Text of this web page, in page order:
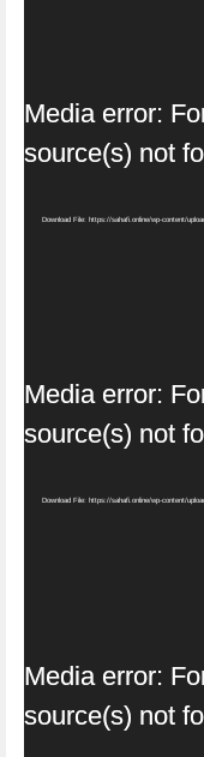
Media error:
source(s) not
Download File: https://sahafi.online/wp-content/
Media error:
source(s) not
Download File: https://sahafi.online/wp-content/
Media error:
source(s) not